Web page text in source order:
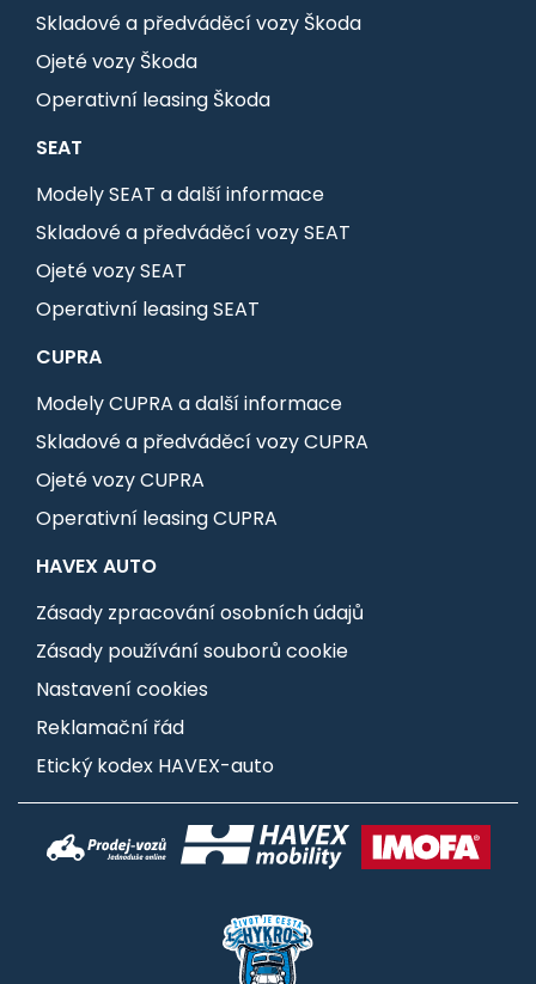
Skladové a předváděcí vozy Škoda
Ojeté vozy Škoda
Operativní leasing Škoda
SEAT
Modely SEAT a další informace
Skladové a předváděcí vozy SEAT
Ojeté vozy SEAT
Operativní leasing SEAT
CUPRA
Modely CUPRA a další informace
Skladové a předváděcí vozy CUPRA
Ojeté vozy CUPRA
Operativní leasing CUPRA
HAVEX AUTO
Zásady zpracování osobních údajů
Zásady používání souborů cookie
Nastavení cookies
Reklamační řád
Etický kodex HAVEX-auto